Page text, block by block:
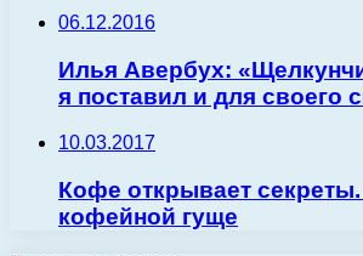
06.12.2016
Илья Авербух:
я поставил и для своего
10.03.2017
Кофе открывает
кофейной гуще